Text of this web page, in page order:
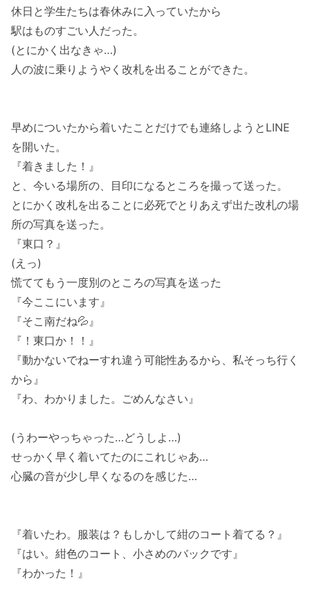
休日と学生たちは春休みに入っていたから
駅はものすごい人だった。
(とにかく出なきゃ…)
人の波に乗りようやく改札を出ることができた。
早めについたから着いたことだけでも連絡しようとLINE
を開いた。
『着きました！』
と、今いる場所の、目印になるところを撮って送った。
とにかく改札を出ることに必死でとりあえず出た改札の場
所の写真を送った。
『東口？』
(えっ)
慌ててもう一度別のところの写真を送った
『今ここにいます』
『そこ南だね💦』
『！東口か！！』
『動かないでねーすれ違う可能性あるから、私そっち行く
から』
『わ、わかりました。ごめんなさい』
(うわーやっちゃった…どうしよ…)
せっかく早く着いてたのにこれじゃあ…
心臓の音が少し早くなるのを感じた…
『着いたわ。服装は？もしかして紺のコート着てる？』
『はい。紺色のコート、小さめのバックです』
『わかった！』